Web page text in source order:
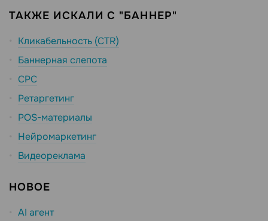
ТАКЖЕ ИСКАЛИ С "БАННЕР"
Кликабельность (CTR)
Баннерная слепота
CPC
Ретаргетинг
POS-материалы
Нейромаркетинг
Видеореклама
НОВОЕ
AI агент